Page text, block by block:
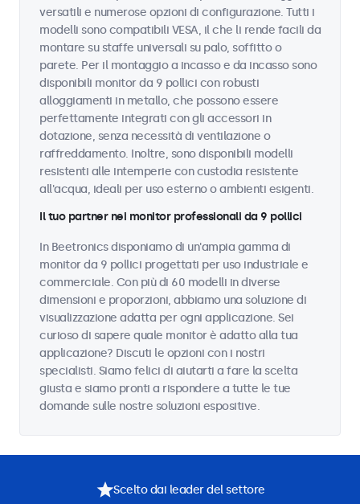
versatili e numerose opzioni di configurazione. Tutti i
modelli sono compatibili VESA, il che li rende facili da
montare su staffe universali su palo, soffitto o
parete. Per il montaggio a incasso e da incasso sono
disponibili monitor da 9 pollici con robusti
alloggiamenti in metallo, che possono essere
perfettamente integrati con gli accessori in
dotazione, senza necessità di ventilazione o
raffreddamento. Inoltre, sono disponibili modelli
resistenti alle intemperie con custodia resistente
all'acqua, ideali per uso esterno o ambienti esigenti.
Il tuo partner nei monitor professionali da 9 pollici
In Beetronics disponiamo di un'ampia gamma di
monitor da 9 pollici progettati per uso industriale e
commerciale. Con più di 60 modelli in diverse
dimensioni e proporzioni, abbiamo una soluzione di
visualizzazione adatta per ogni applicazione. Sei
curioso di sapere quale monitor è adatto alla tua
applicazione? Discuti le opzioni con i nostri
specialisti. Siamo felici di aiutarti a fare la scelta
giusta e siamo pronti a rispondere a tutte le tue
domande sulle nostre soluzioni espositive.
Scelto dai leader del settore